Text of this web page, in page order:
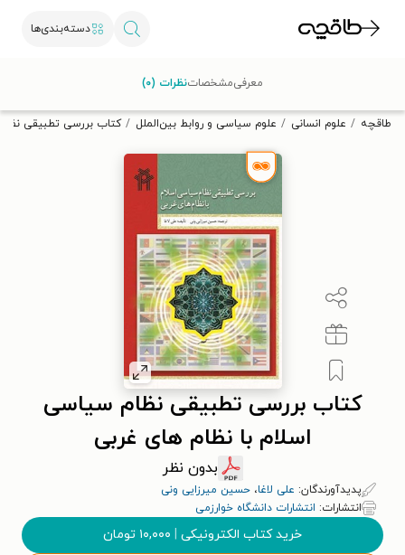
دسته‌بندی‌ها
تخفیف از طاقچه دریافت کن.
طاقچه علوم انسانی علوم سیاسی و روابط بین‌الملل کتاب بررسی تطبیقی
کتاب بررسی تطبیقی نظام سیاسی
اسلام با نظام های غربی
بدون نظر
پدیدآورندگان: علی لاغا، حسین میرزایی ونی
انتشارات: انتشارات دانشگاه خوارزمی
خرید کتاب الکترونیکی | ۱۰,۰۰۰ تومان
معرفیمشخصاتنظرات (۰)